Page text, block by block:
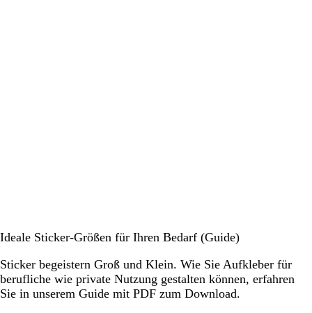
Ideale Sticker-Größen für Ihren Bedarf (Guide)
Sticker begeistern Groß und Klein. Wie Sie Aufkleber für
berufliche wie private Nutzung gestalten können, erfahren
Sie in unserem Guide mit PDF zum Download.